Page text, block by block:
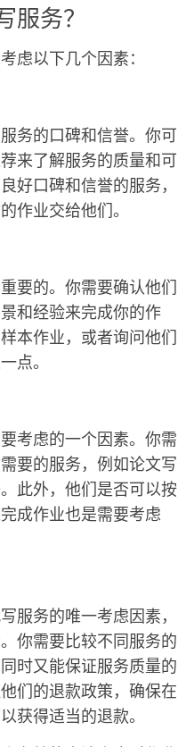
服务？
虑以下几个因素：
务的口碑和信誉。你可
来了解服务的质量和可
好口碑和信誉的服务，
作业交给他们。
要的。你需要确认他们
和经验来完成你的作
本作业，或者询问他们
点。
考虑的一个因素。你需
要的服务，例如论文写
此外，他们是否可以按
成作业也是需要考虑
服务的唯一考虑因素，
你需要比较不同服务的
时又能保证服务质量的
们的退款政策，确保在
获得适当的退款。